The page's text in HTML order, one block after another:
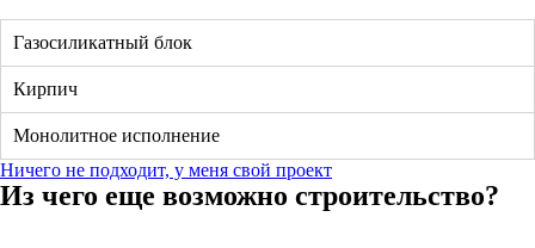
Газосиликатный блок
Кирпич
Монолитное исполнение
Ничего не подходит, у меня свой проект
Из чего еще возможно строительство?